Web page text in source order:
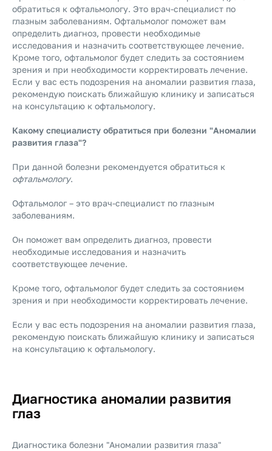
обратиться к офтальмологу. Это врач-специалист по
глазным заболеваниям. Офтальмолог поможет вам
определить диагноз, провести необходимые
исследования и назначить соответствующее лечение.
Кроме того, офтальмолог будет следить за состоянием
зрения и при необходимости корректировать лечение.
Если у вас есть подозрения на аномалии развития глаза,
рекомендую поискать ближайшую клинику и записаться
на консультацию к офтальмологу.
Какому специалисту обратиться при болезни "Аномалии
развития глаза"?
При данной болезни рекомендуется обратиться к
офтальмологу.
Офтальмолог – это врач-специалист по глазным
заболеваниям.
Он поможет вам определить диагноз, провести
необходимые исследования и назначить
соответствующее лечение.
Кроме того, офтальмолог будет следить за состоянием
зрения и при необходимости корректировать лечение.
Если у вас есть подозрения на аномалии развития глаза,
рекомендую поискать ближайшую клинику и записаться
на консультацию к офтальмологу.
Диагностика аномалии развития
глаз
Диагностика болезни "Аномалии развития глаза"